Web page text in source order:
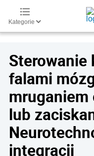
Kategorie
Sterowanie
falami
mruganiem
lub
integracji